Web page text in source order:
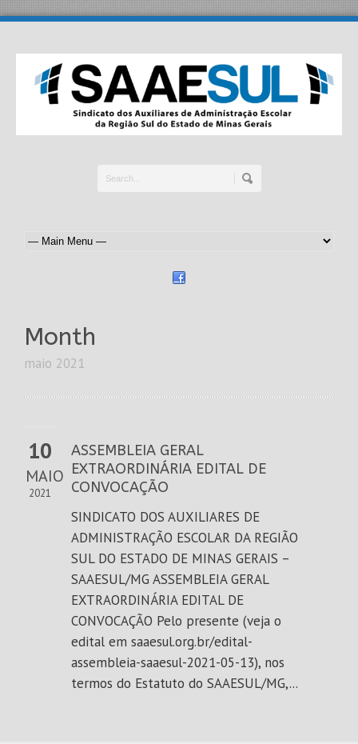
Month
maio 2021
10
MAIO
2021
ASSEMBLEIA GERAL
EXTRAORDINÁRIA EDITAL DE
CONVOCAÇÃO
SINDICATO DOS AUXILIARES DE
ADMINISTRAÇÃO ESCOLAR DA REGIÃO
SUL DO ESTADO DE MINAS GERAIS –
SAAESUL/MG ASSEMBLEIA GERAL
EXTRAORDINÁRIA EDITAL DE
CONVOCAÇÃO Pelo presente (veja o
edital em saaesul.org.br/edital-
assembleia-saaesul-2021-05-13), nos
termos do Estatuto do SAAESUL/MG,...